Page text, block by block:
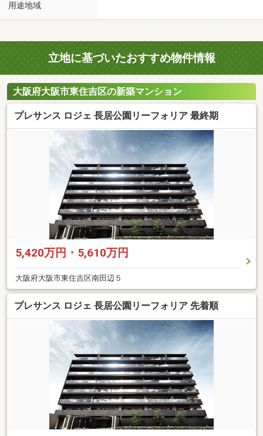
用途地域
立地に基づいたおすすめ物件情報
大阪府大阪市東住吉区の新築マンション
プレサンス ロジェ 長居公園リーフォリア 最終期
5,420万円・5,610万円
大阪府大阪市東住吉区南田辺５
プレサンス ロジェ 長居公園リーフォリア 先着順